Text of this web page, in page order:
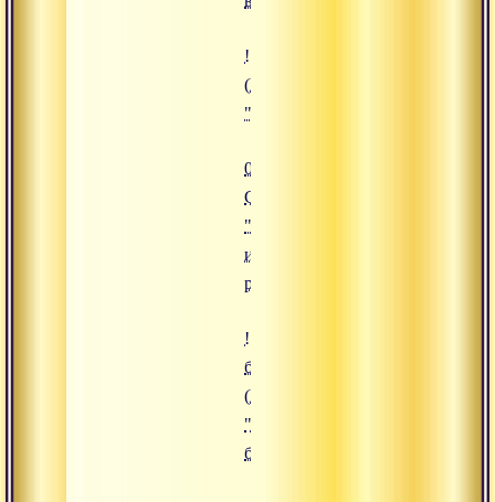
![09.09.2015 Сатсанг "Разум и
(https://www.advayta.org/upload/
"09.09.2015 Сатсанг "Разум и
09.09.2015
Сатсанг
"Разум и
иллюзорная
реальность"
![07.09.2015 Сатсанг
благословение"]
(https://www.advayta.org/upload/
"07.09.2015 Сатсанг "Услышать
благословение"")